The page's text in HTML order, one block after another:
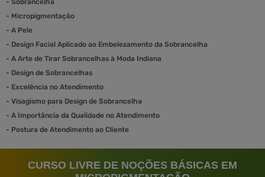
- Micropigmentação
- A Pele
- Design Facial Aplicado ao Embelezamento da Sobrancelha
- A Arte de Tirar Sobrancelhas à Moda Indiana
- Design de Sobrancelhas
- Excelência no Atendimento
- Visagismo para Design de Sobrancelha
- A Importância da Qualidade no Atendimento
- Postura de Atendimento ao Cliente
CURSO LIVRE DE NOÇÕES BÁSICAS EM